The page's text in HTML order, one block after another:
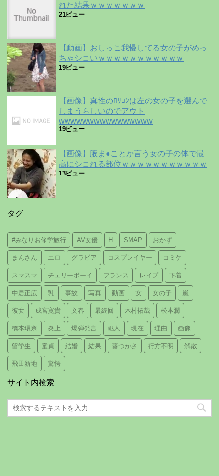
れた結果ｗｗｗｗｗｗｗ
21ビュー
【動画】おしっこ我慢してる女の子がめっ
ちゃシコいｗｗｗｗｗｗｗｗｗｗｗ
19ビュー
【画像】真性のﾛﾘｺﾝは左の女の子を選んで
しまうらしいのでアウト
wwwwwwwwwwwwwwww
19ビュー
【画像】腋ま●ことか言う女の子の体で最
高にシコれる部位ｗｗｗｗｗｗｗｗｗｗｗ
13ビュー
タグ
#みなりお修学旅行 AV女優 H SMAP おかず
まんさん エロ グラビア コスプレイヤー コミケ
スマスマ チェリーボーイ フランス レイプ 下着
中居正広 乳 事故 写真 動画 女 女の子 嵐
彼女 成宮寛貴 文春 最終回 木村拓哉 松本潤
橋本環奈 炎上 爆弾発言 犯人 現在 理由 画像
留学生 童貞 結婚 結果 葵つかさ 行方不明 解散
飛田新地 驚愕
サイト内検索